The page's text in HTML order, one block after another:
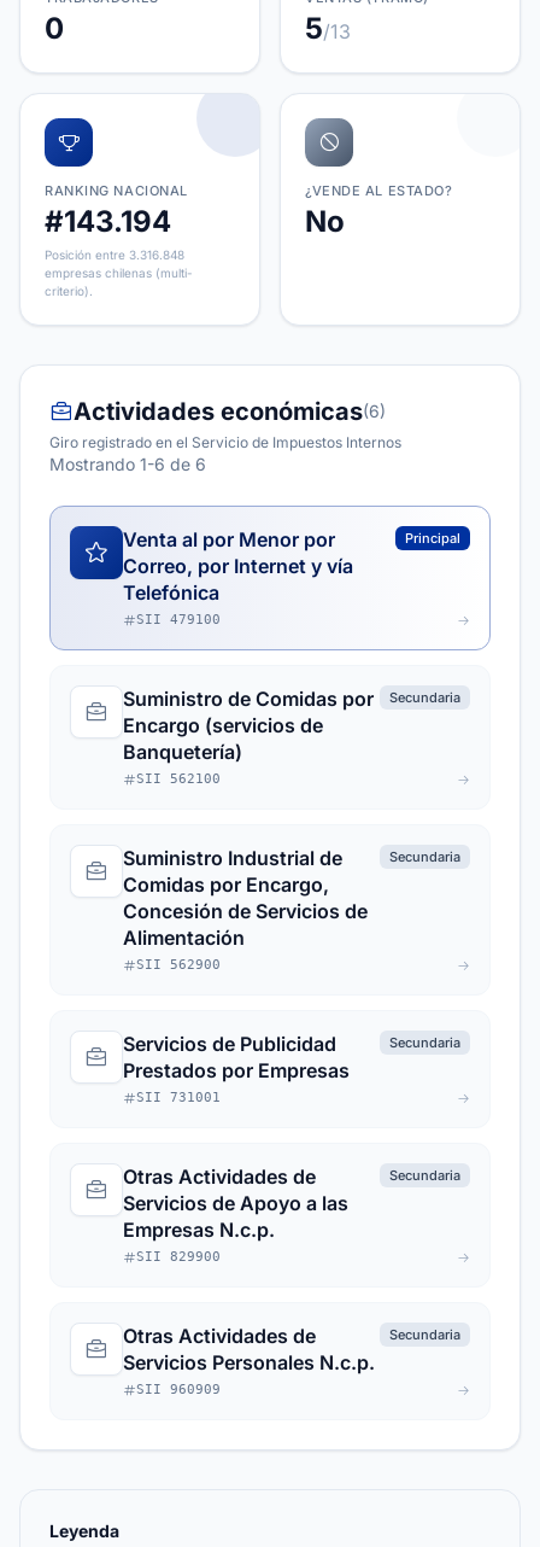
0 5/13
RANKING NACIONAL
#143.194
Posición entre 3.316.848
empresas chilenas (multi-
criterio).
¿VENDE AL ESTADO?
No
Actividades económicas(6)
Giro registrado en el Servicio de Impuestos Internos
Mostrando 1-6 de 6
Venta al por Menor por
Correo, por Internet y vía
Telefónica
Principal
SII 479100
Suministro de Comidas por
Encargo (servicios de
Banquetería)
Secundaria
SII 562100
Suministro Industrial de
Comidas por Encargo,
Concesión de Servicios de
Alimentación
Secundaria
SII 562900
Servicios de Publicidad
Prestados por Empresas
Secundaria
SII 731001
Otras Actividades de
Servicios de Apoyo a las
Empresas N.c.p.
Secundaria
SII 829900
Otras Actividades de
Servicios Personales N.c.p.
Secundaria
SII 960909
Leyenda